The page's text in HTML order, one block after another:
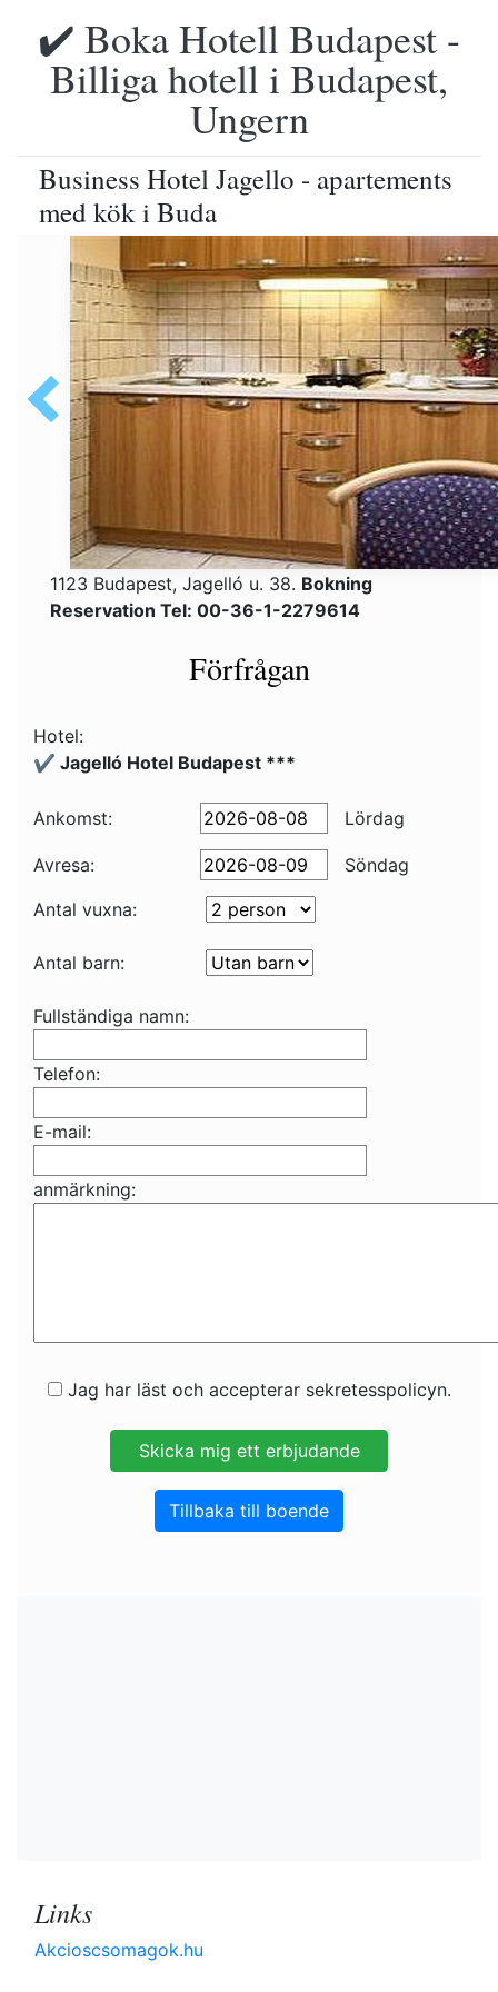
✔️ Boka Hotell Budapest -
Billiga hotell i Budapest,
Ungern
Business Hotel Jagello - apartements
med kök i Buda
1123 Budapest, Jagelló u. 38. Bokning
Reservation Tel: 00-36-1-2279614
Förfrågan
Hotel:
✔️ Jagelló Hotel Budapest ***
Ankomst: Lördag
Avresa:
Söndag
Antal vuxna:
Antal barn:
Fullständiga namn:
Telefon:
E-mail:
anmärkning:
Jag har läst och accepterar sekretesspolicyn.
Tillbaka till boende
Links
Akcioscsomagok.hu